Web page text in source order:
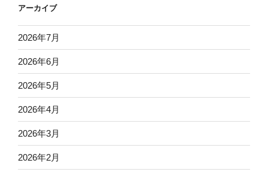
アーカイブ
2026年7月
2026年6月
2026年5月
2026年4月
2026年3月
2026年2月